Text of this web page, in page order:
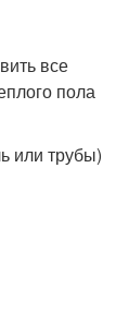
все
пола
или трубы)